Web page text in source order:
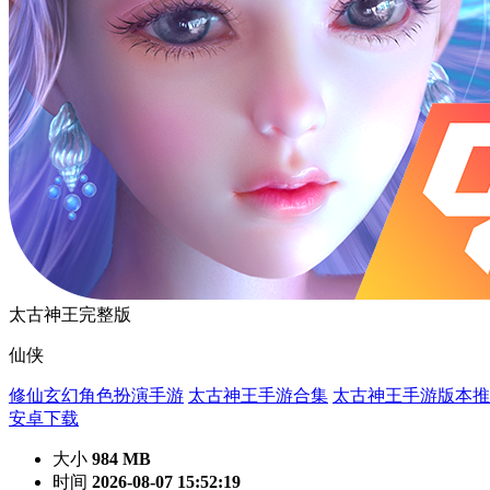
太古神王完整版
仙侠
修仙玄幻角色扮演手游 太古神王手游合集 太古神王手游版本
安卓下载
大小 984 MB
时间 2026-08-07 15:52:19